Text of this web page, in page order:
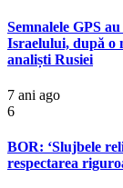
Semnalele GPS
Israelului, după o
analiști Rusiei
7 ani ago
6
BOR: ‘Slujbele
respectarea